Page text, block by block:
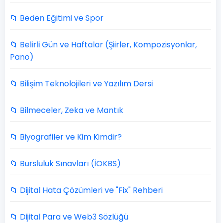
📁 Beden Eğitimi ve Spor
📁 Belirli Gün ve Haftalar (Şiirler, Kompozisyonlar,
Pano)
📁 Bilişim Teknolojileri ve Yazılım Dersi
📁 Bilmeceler, Zeka ve Mantık
📁 Biyografiler ve Kim Kimdir?
📁 Bursluluk Sınavları (İOKBS)
📁 Dijital Hata Çözümleri ve "Fix" Rehberi
📁 Dijital Para ve Web3 Sözlüğü